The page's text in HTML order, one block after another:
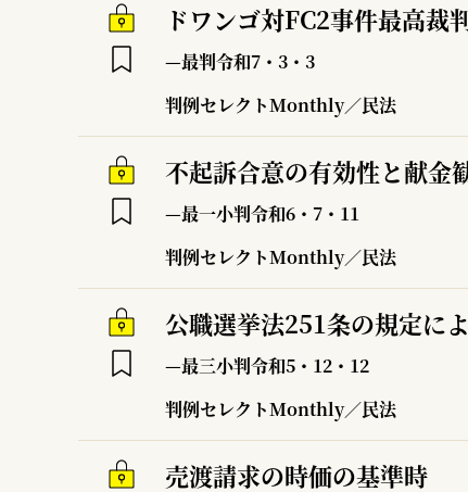
ドワンゴ対FC2事件最高裁
—最判令和7・3・3
判例セレクトMonthly／民法
不起訴合意の有効性と献金
—最一小判令和6・7・11
判例セレクトMonthly／民法
—最三小判令和5・12・12
判例セレクトMonthly／民法
売渡請求の時価の基準時